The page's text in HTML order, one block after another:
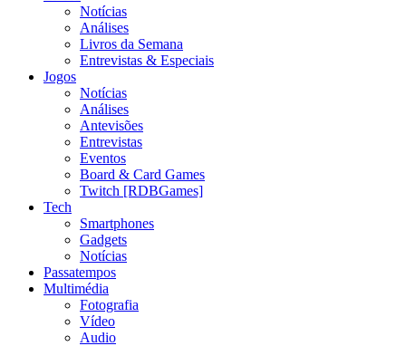
Notícias
Análises
Livros da Semana
Entrevistas & Especiais
Jogos
Notícias
Análises
Antevisões
Entrevistas
Eventos
Board & Card Games
Twitch [RDBGames]
Tech
Smartphones
Gadgets
Notícias
Passatempos
Multimédia
Fotografia
Vídeo
Audio